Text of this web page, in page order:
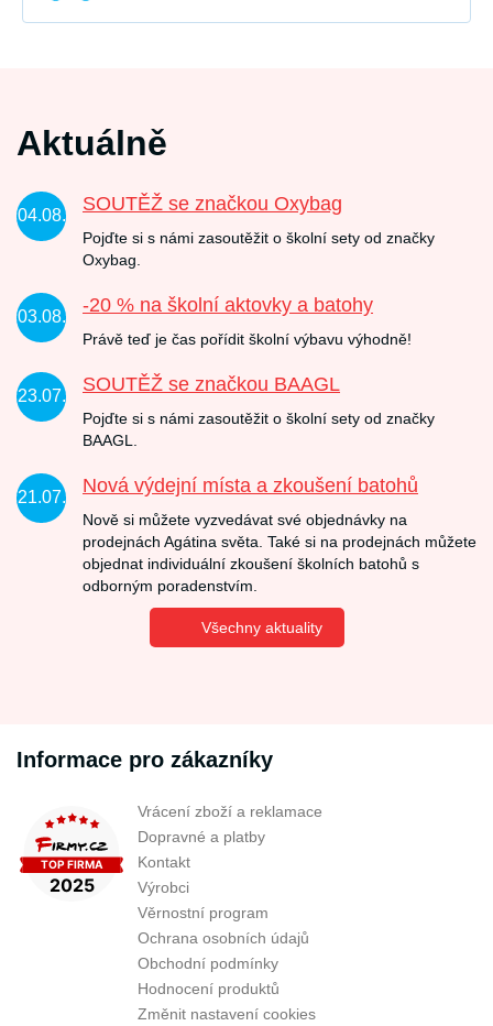
Aktuálně
04.08.
SOUTĚŽ se značkou Oxybag
Pojďte si s námi zasoutěžit o školní sety od značky
Oxybag.
03.08.
-20 % na školní aktovky a batohy
Právě teď je čas pořídit školní výbavu výhodně!
23.07.
SOUTĚŽ se značkou BAAGL
Pojďte si s námi zasoutěžit o školní sety od značky
BAAGL.
21.07.
Nová výdejní místa a zkoušení batohů
Nově si můžete vyzvedávat své objednávky na
prodejnách Agátina světa. Také si na prodejnách můžete
objednat individuální zkoušení školních batohů s
odborným poradenstvím.
Všechny aktuality
Informace pro zákazníky
Vrácení zboží a reklamace
Dopravné a platby
Kontakt
Výrobci
Věrnostní program
Ochrana osobních údajů
Obchodní podmínky
Hodnocení produktů
Změnit nastavení cookies